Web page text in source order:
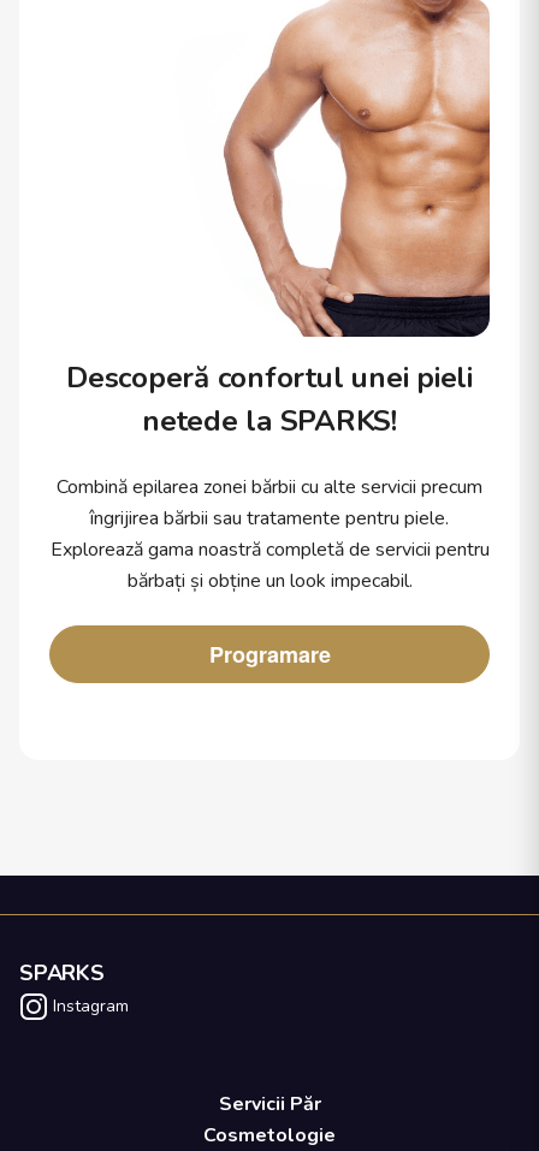
Descoperă confortul unei pieli
netede la SPARKS!
Combină epilarea zonei bărbii cu alte servicii precum
îngrijirea bărbii sau tratamente pentru piele.
Explorează gama noastră completă de servicii pentru
bărbați și obține un look impecabil.
Programare
SPARKS
Instagram
Servicii Păr
Cosmetologie